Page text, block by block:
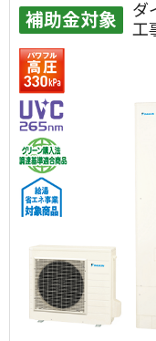
補助金対象
ダ
工